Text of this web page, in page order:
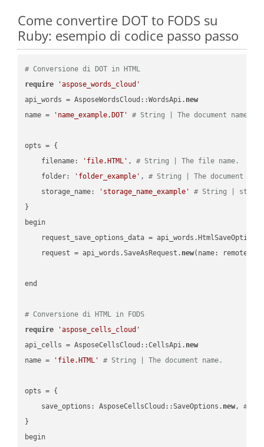
Come convertire DOT to FODS su
Ruby: esempio di codice passo passo
# Conversione di DOT in HTML
require
'aspose_words_cloud'
api_words = AsposeWordsCloud::WordsApi. new
name =
'name_example.DOT' # String | The document name.
opts = {
    filename:
'file.HTML' , # String | The file name.
    folder:
'folder_example' , # String | The document
    storage_name:
'storage_name_example'
# String |
}
begin
request_save_options_data =
    request = api_words.SaveAsRequest.
new(name:
end
# Conversione di HTML in FODS
require
'aspose_cells_cloud'
api_cells = AsposeCellsCloud::CellsApi. new
name =
'file.HTML' # String | The document name.
opts = {
    save_options: AsposeCellsCloud::SaveOptions.
new, #
}
begin